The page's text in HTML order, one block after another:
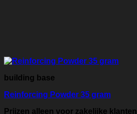
building base
Reinforcing Powder 35 gram
Prijzen alleen voor zakelijke klanten